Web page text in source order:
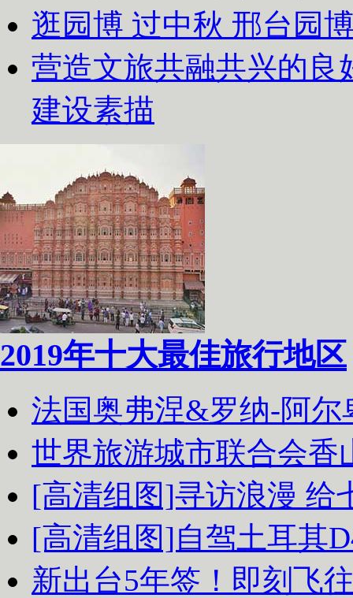
逛园博 过中秋 邢台园
营造文旅共融共兴的良
建设素描
2019年十大最佳旅行地区
法国奥弗涅&罗纳-阿
世界旅游城市联合会香
[高清组图]寻访浪漫 给
[高清组图]自驾土耳其
新出台5年签！即刻飞